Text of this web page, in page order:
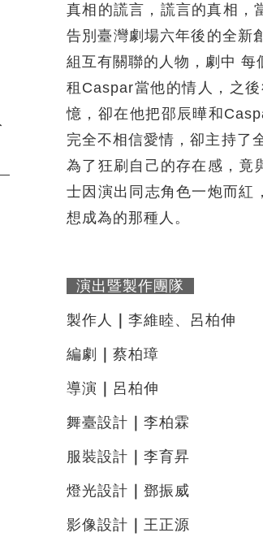
真相的謊言，謊言的真相，
告別臺灣劇場六年後的全新
組互有關聯的人物，劇中 每
租Caspar當他的情人，之
憶，卻在他把邵辰曄和
完全不相信愛情，卻主持了
為了狂刷自己的存在感，竟
士因演出同志角色一炮而紅
想成為的那種人。
演出暨製作團隊
製作人 李維睦、呂柏伸
編劇 蔡柏璋
導演 呂柏伸
舞臺設計 李柏霖
服裝設計 李育昇
燈光設計 鄧振威
影像設計 王正源